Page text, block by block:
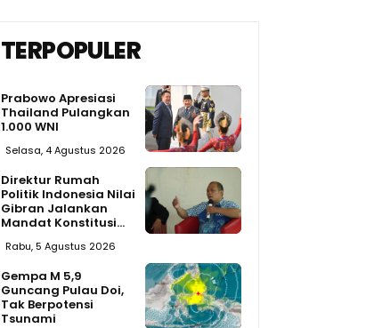
TERPOPULER
Prabowo Apresiasi
Thailand Pulangkan
1.000 WNI
Selasa, 4 Agustus 2026
Direktur Rumah
Politik Indonesia Nilai
Gibran Jalankan
Mandat Konstitusi...
Rabu, 5 Agustus 2026
Gempa M 5,9
Guncang Pulau Doi,
Tak Berpotensi
Tsunami